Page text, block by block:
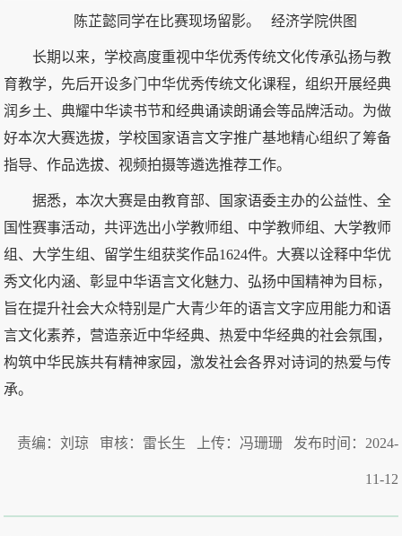
陈芷懿同学在比赛现场留影。 经济学院供图
长期以来，学校高度重视中华优秀传统文化传承弘扬与教
育教学，先后开设多门中华优秀传统文化课程，组织开展经典
润乡土、典耀中华读书节和经典诵读朗诵会等品牌活动。为做
好本次大赛选拔，学校国家语言文字推广基地精心组织了筹备
指导、作品选拔、视频拍摄等遴选推荐工作。
据悉，本次大赛是由教育部、国家语委主办的公益性、全
国性赛事活动，共评选出小学教师组、中学教师组、大学教师
组、大学生组、留学生组获奖作品1624件。大赛以诠释中华优
秀文化内涵、彰显中华语言文化魅力、弘扬中国精神为目标，
旨在提升社会大众特别是广大青少年的语言文字应用能力和语
言文化素养，营造亲近中华经典、热爱中华经典的社会氛围，
构筑中华民族共有精神家园，激发社会各界对诗词的热爱与传
承。
责编：刘琼 审核：雷长生 上传：冯珊珊 发布时间：2024-
11-12